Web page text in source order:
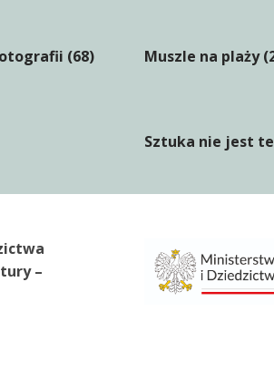
(68) Muszle na plaży
Sztuka nie jest
–